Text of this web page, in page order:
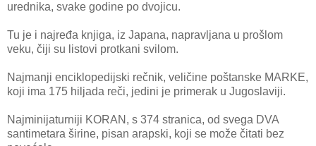
urednika, svake godine po dvojicu.
Tu je i najređa knjiga, iz Japana, napravljana u prošlom
veku, čiji su listovi protkani svilom.
Najmanji enciklopedijski rečnik, veličine poštanske MARKE,
koji ima 175 hiljada reči, jedini je primerak u Jugoslaviji.
Najminijaturniji KORAN, s 374 stranica, od svega DVA
santimetara širine, pisan arapski, koji se može čitati bez